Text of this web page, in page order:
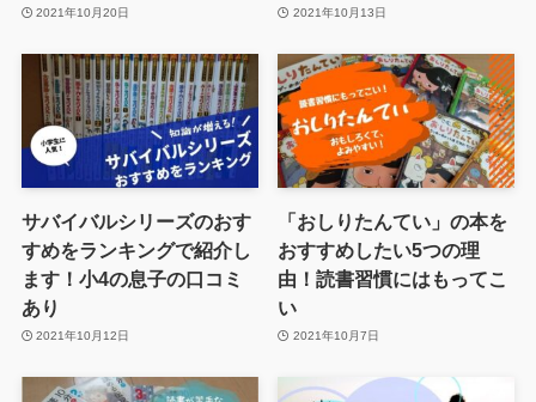
2021年10月20日 2021年10月13日
サバイバルシリーズのおす
すめをランキングで紹介し
ます！小4の息子の口コミ
あり
2021年10月12日
「おしりたんてい」の本を
おすすめしたい5つの理
由！読書習慣にはもってこ
い
2021年10月7日